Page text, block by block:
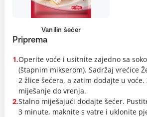
Vanilin šećer
Priprema
1.Operite voće i usitnite zajedno sa
(štapnim mikserom). Sadržaj vrećice
2 žlice šećera, a zatim dodajte u
miješanje do vrenja.
2.Stalno miješajući dodajte šećer.
3 minute, maknite s vatre i uklonite